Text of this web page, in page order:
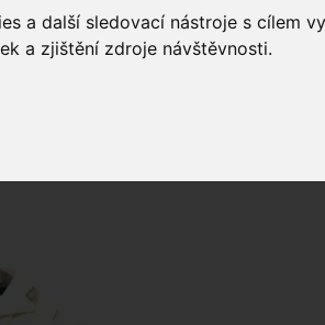
a další sledovací nástroje s cílem
a zjištění zdroje návštěvnosti.